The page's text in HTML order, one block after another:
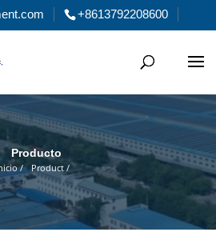
+8613792208600
Producto
/ Product /